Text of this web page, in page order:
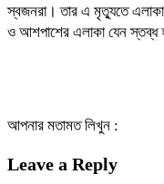
স্বজনরা। তার এ মৃত্যুতে
ও আশপাশের এলাকা যেন স্তব্ধ
আপনার মতামত লিখুন :
Leave a Reply